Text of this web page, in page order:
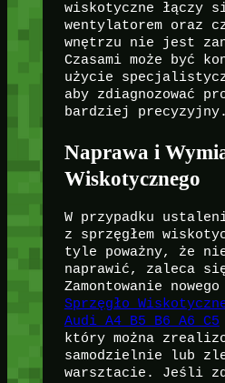
wiskotyczne łączy
wentylatorem oraz
wnętrzu nie jest
Czasami może być
użycie
aby zdiagnozować
bardziej precyzyjny.
Naprawa i
Wiskotycznego
W przypadku
z sprzęgłem
tyle poważny, że nie
naprawić, zaleca
Zamontowanie nowego
Sprzęgło
Audi A4 B5 B6 A6 C5
który można
samodzielnie lub
warsztacie. Jeśli